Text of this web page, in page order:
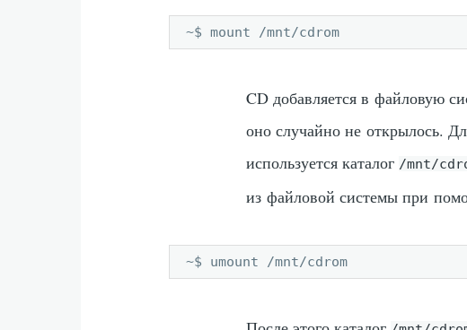
~$ mount /mnt/cdrom
CD добавляется в файловую
оно случайно не открылось.
используется каталог /mnt/
из файловой системы при
~$ umount /mnt/cdrom